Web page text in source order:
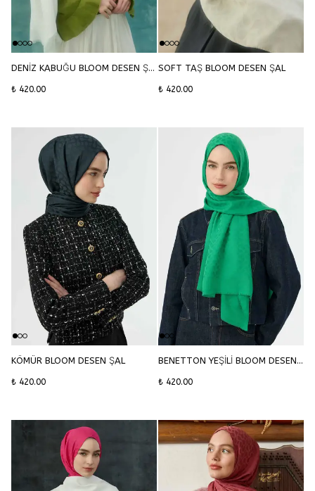
DENİZ KABUĞU BLOOM DESEN ŞAL
₺ 420.00
SOFT TAŞ BLOOM DESEN ŞAL
₺ 420.00
KÖMÜR BLOOM DESEN ŞAL
₺ 420.00
BENETTON YEŞİLİ BLOOM DESEN ŞAL
₺ 420.00